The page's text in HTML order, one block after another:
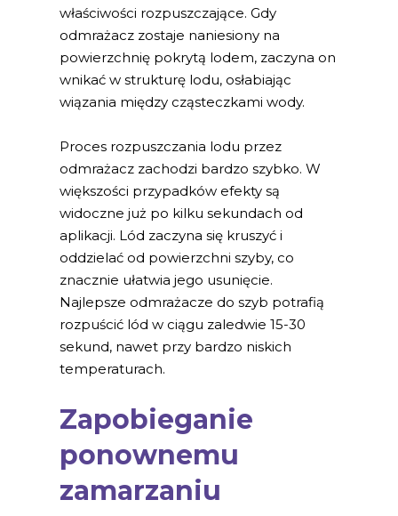
właściwości rozpuszczające. Gdy
odmrażacz zostaje naniesiony na
powierzchnię pokrytą lodem, zaczyna on
wnikać w strukturę lodu, osłabiając
wiązania między cząsteczkami wody.
Proces rozpuszczania lodu przez
odmrażacz zachodzi bardzo szybko. W
większości przypadków efekty są
widoczne już po kilku sekundach od
aplikacji. Lód zaczyna się kruszyć i
oddzielać od powierzchni szyby, co
znacznie ułatwia jego usunięcie.
Najlepsze odmrażacze do szyb potrafią
rozpuścić lód w ciągu zaledwie 15-30
sekund, nawet przy bardzo niskich
temperaturach.
Zapobieganie
ponownemu
zamarzaniu